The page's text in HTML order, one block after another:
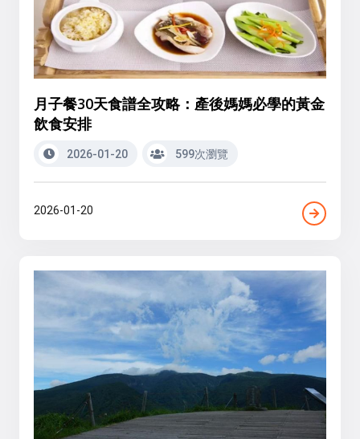
月子餐30天食譜全攻略：產後媽媽必學的黃金
飲食安排
2026-01-20 599次瀏覽
2026-01-20